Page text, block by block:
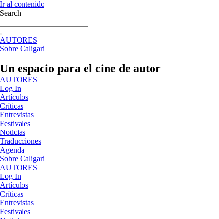
Ir al contenido
Search
AUTORES
Sobre Caligari
Un espacio para el cine de autor
AUTORES
Log In
Artículos
Críticas
Entrevistas
Festivales
Noticias
Traducciones
Agenda
Sobre Caligari
AUTORES
Log In
Artículos
Críticas
Entrevistas
Festivales